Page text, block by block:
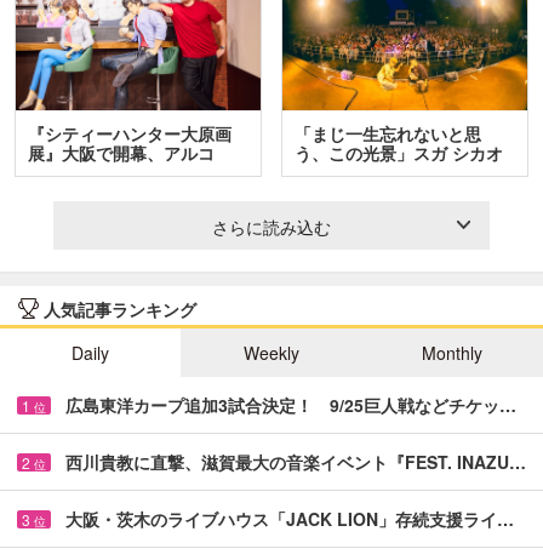
『シティーハンター大原画
展』大阪で開幕、アルコ
＆…
「まじ一生忘れないと思
う、この光景」スガ シカオ
と…
さらに読み込む
人気記事ランキング
Daily
Weekly Monthly
1 位 広島東洋カープ追加3試合決定！ 9/25巨人戦などチケッ…
2 位 西川貴教に直撃、滋賀最大の音楽イベント『FEST. INAZU…
3 位 大阪・茨木のライブハウス「JACK LION」存続支援ライ…